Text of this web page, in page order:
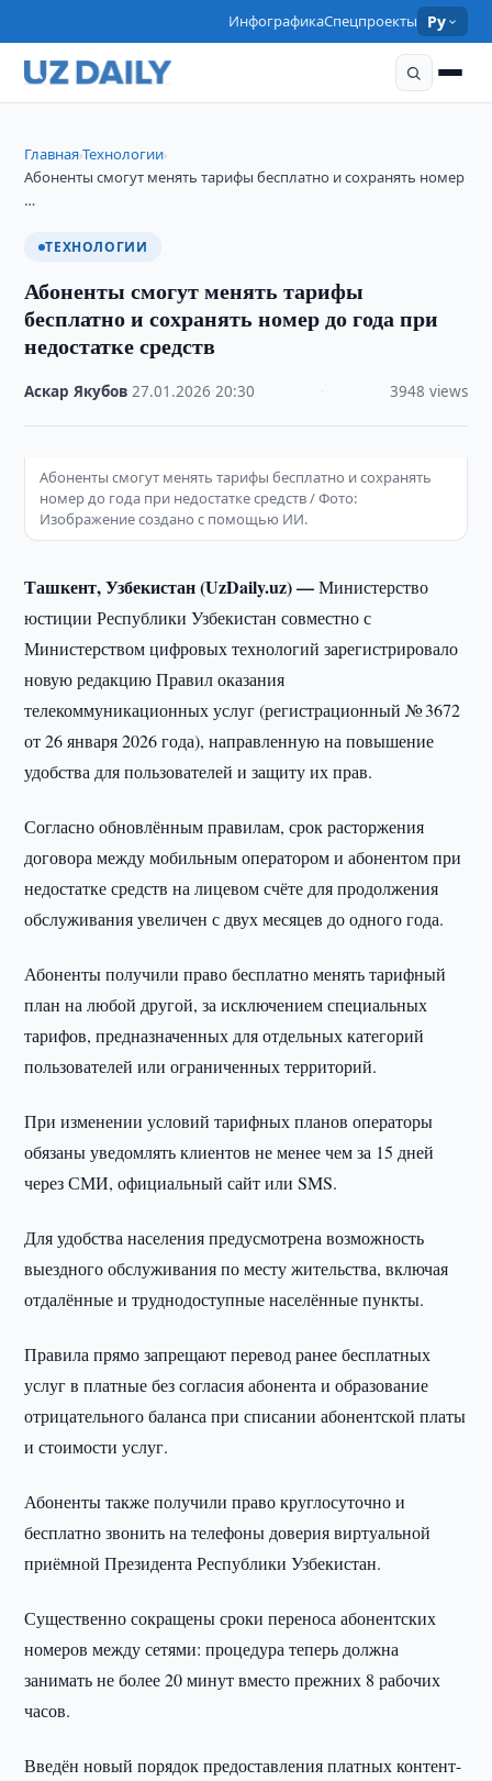
ИнфографикаСпецпроекты Ру
Главная›Технологии›
Абоненты смогут менять тарифы бесплатно и сохранять номер
…
ТЕХНОЛОГИИ
Абоненты смогут менять тарифы
бесплатно и сохранять номер до года при
недостатке средств
Аскар Якубов ·27.01.2026 ·20:30 3948 views
Абоненты смогут менять тарифы бесплатно и сохранять
номер до года при недостатке средств / Фото:
Изображение создано с помощью ИИ.
Ташкент, Узбекистан (UzDaily.uz) —Министерство
юстиции Республики Узбекистан совместно с
Министерством цифровых технологий зарегистрировало
новую редакцию Правил оказания
телекоммуникационных услуг (регистрационный № 3672
от 26 января 2026 года), направленную на повышение
удобства для пользователей и защиту их прав.
Согласно обновлённым правилам, срок расторжения
договора между мобильным оператором и абонентом при
недостатке средств на лицевом счёте для продолжения
обслуживания увеличен с двух месяцев до одного года.
Абоненты получили право бесплатно менять тарифный
план на любой другой, за исключением специальных
тарифов, предназначенных для отдельных категорий
пользователей или ограниченных территорий.
При изменении условий тарифных планов операторы
обязаны уведомлять клиентов не менее чем за 15 дней
через СМИ, официальный сайт или SMS.
Для удобства населения предусмотрена возможность
выездного обслуживания по месту жительства, включая
отдалённые и труднодоступные населённые пункты.
Правила прямо запрещают перевод ранее бесплатных
услуг в платные без согласия абонента и образование
отрицательного баланса при списании абонентской платы
и стоимости услуг.
Абоненты также получили право круглосуточно и
бесплатно звонить на телефоны доверия виртуальной
приёмной Президента Республики Узбекистан.
Существенно сокращены сроки переноса абонентских
номеров между сетями: процедура теперь должна
занимать не более 20 минут вместо прежних 8 рабочих
часов.
Введён новый порядок предоставления платных контент-